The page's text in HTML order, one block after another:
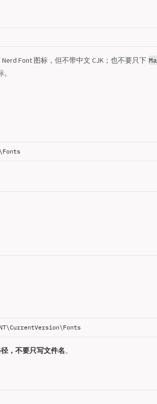
Nerd Font 图标，但不带中文 CJK；也不要只下
，不要只写文件名。